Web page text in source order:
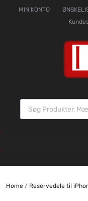
MIN KONTO
Home/ Reservedele til